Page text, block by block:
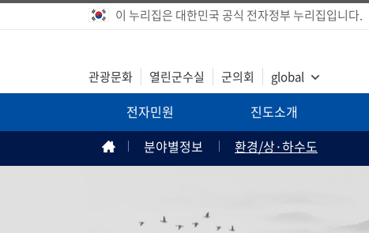
이 누리집은 대한민국 공식 전자정부 누리집입니다.
관광문화 열린군수실 군의회 global
전자민원 진도소개
분야별정보
환경/상·하수도